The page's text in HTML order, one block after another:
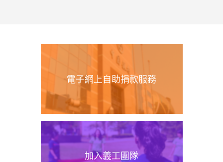
電子網上自助捐款服務
加入義工團隊